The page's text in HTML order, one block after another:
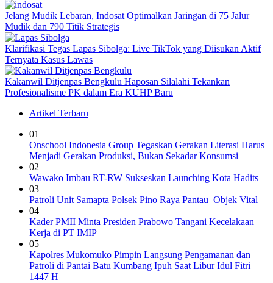
Jelang Mudik Lebaran, Indosat Optimalkan Jaringan di 75 Jalur
Mudik dan 790 Titik Strategis
Klarifikasi Tegas Lapas Sibolga: Live TikTok yang Diisukan Aktif
Ternyata Kasus Lawas
Kakanwil Ditjenpas Bengkulu Haposan Silalahi Tekankan
Profesionalisme PK dalam Era KUHP Baru
Artikel Terbaru
01
Onschool Indonesia Group Tegaskan Gerakan Literasi Harus
Menjadi Gerakan Produksi, Bukan Sekadar Konsumsi
02
Wawako Imbau RT-RW Sukseskan Launching Kota Hadits
03
Patroli Unit Samapta Polsek Pino Raya Pantau Objek Vital
04
Kader PMII Minta Presiden Prabowo Tangani Kecelakaan
Kerja di PT IMIP
05
Kapolres Mukomuko Pimpin Langsung Pengamanan dan
Patroli di Pantai Batu Kumbang Ipuh Saat Libur Idul Fitri
1447 H